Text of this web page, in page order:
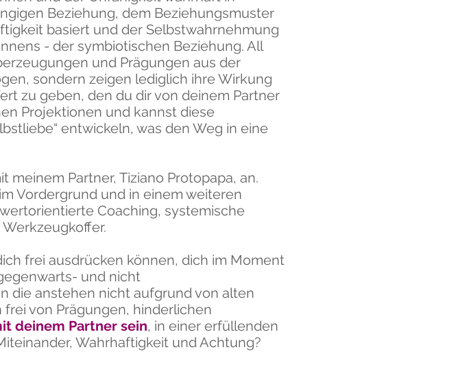
Beziehung, dem Beziehungsmuster
basiert und der Selbstwahrnehmung
- der symbiotischen Beziehung. All
und Prägungen aus der
sondern zeigen lediglich ihre Wirkung
zu geben, den du dir von deinem Partner
Projektionen und kannst diese
entwickeln, was den Weg in eine
meinem Partner, Tiziano Protopapa, an.
Vordergrund und in einem weiteren
Coaching, systemische
frei ausdrücken können, dich im Moment
und nicht
die anstehen nicht aufgrund von alten
von Prägungen, hinderlichen
deinem Partner sein, in einer erfüllenden
Wahrhaftigkeit und Achtung?